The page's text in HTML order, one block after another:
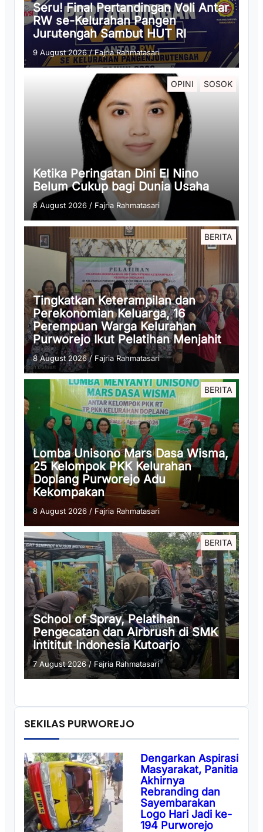
Seru! Final Pertandingan Voli Antar
RW se-Kelurahan Pangen
Jurutengah Sambut HUT RI
9 August 2026/Fajria Rahmatasari
OPINI SOSOK
Ketika Peringatan Dini El Nino
Belum Cukup bagi Dunia Usaha
8 August 2026 / Fajria Rahmatasari
BERITA
Tingkatkan Keterampilan dan
Perekonomian Keluarga, 16
Perempuan Warga Kelurahan
Purworejo Ikut Pelatihan Menjahit
8 August 2026/ Fajria Rahmatasari
BERITA
Lomba Unisono Mars Dasa Wisma,
25 Kelompok PKK Kelurahan
Doplang Purworejo Adu
Kekompakan
8 August 2026 / Fajria Rahmatasari
BERITA
School of Spray, Pelatihan
Pengecatan dan Airbrush di SMK
Intititut Indonesia Kutoarjo
7 August 2026/ Fajria Rahmatasari
SEKILAS PURWOREJO
Dengarkan Aspirasi
Masyarakat, Panitia
Akhirnya
Rebranding dan
Sayembarakan
Logo Hari Jadi ke-
194 Purworejo